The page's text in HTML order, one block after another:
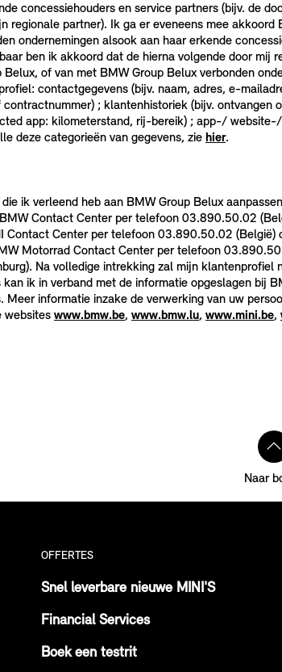
concessiehouders en service partners (bijv. de
regionale partner). Ik ga er eveneens mee
ondernemingen alsook aan haar erkende
ben ik akkoord dat de hierna volgende door
of van met BMW Group Belux verbonden
contactgegevens (bijv. naam, adres, e-
; klantenhistoriek (bijv.
app: kilometerstand, rij-bereik) ; app-/
deze categorieën van gegevens, zie hier.
ik verleend heb aan BMW Group Belux
Contact Center per telefoon 03.890.50.02
Contact Center per telefoon 03.890.50.02
Motorrad Contact Center per telefoon
Na volledige intrekking zal mijn
ik in verband met de informatie opgeslagen bij
Meer informatie inzake de verwerking van uw
websites www.bmw.be, www.bmw.lu, www.mini.be,
Naar
OFFERTES
Snel leverbare nieuwe MINI'S
Financial Services
Boek een testrit